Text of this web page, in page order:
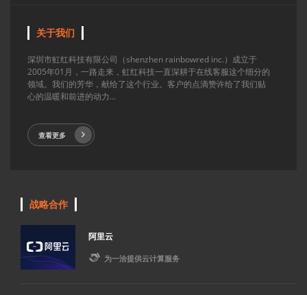
关于我们
深圳市虹红科技有限公司（shenzhen rainbowred inc.）成立于
2005年01月，一路走来，虹红科技一直深耕于在线客服这个细分的
领域。我们的芳华，献给了这个行业。客户的点滴赞许给了我们贴
心的温暖和前进的动力...
查看更多
战略合作
阿里云
 为一洽提供云计算服务